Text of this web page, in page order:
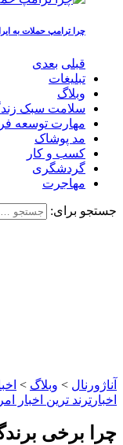
چرا ترامپ حملات به
قبلی بعدی
تبلیغات
وبلاگ
سلامت سبک
مهارت توسعه
مد پوشاک
کسب و کار
گردشگری
مهاجرت
جستجو برای:
آناژورنال > وبلاگ >
اخبار ترند ترین اخبار
چرا برخی